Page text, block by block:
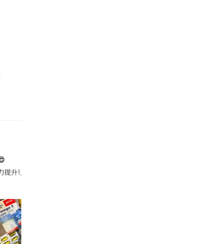
帶的行動電源機身已標示「10000mAh」，卻仍被要求當場丟
提升!｣ 長時間對住電腦､剪片寫稿,成日覺得眼睛乾澀､腦袋好似｢斷